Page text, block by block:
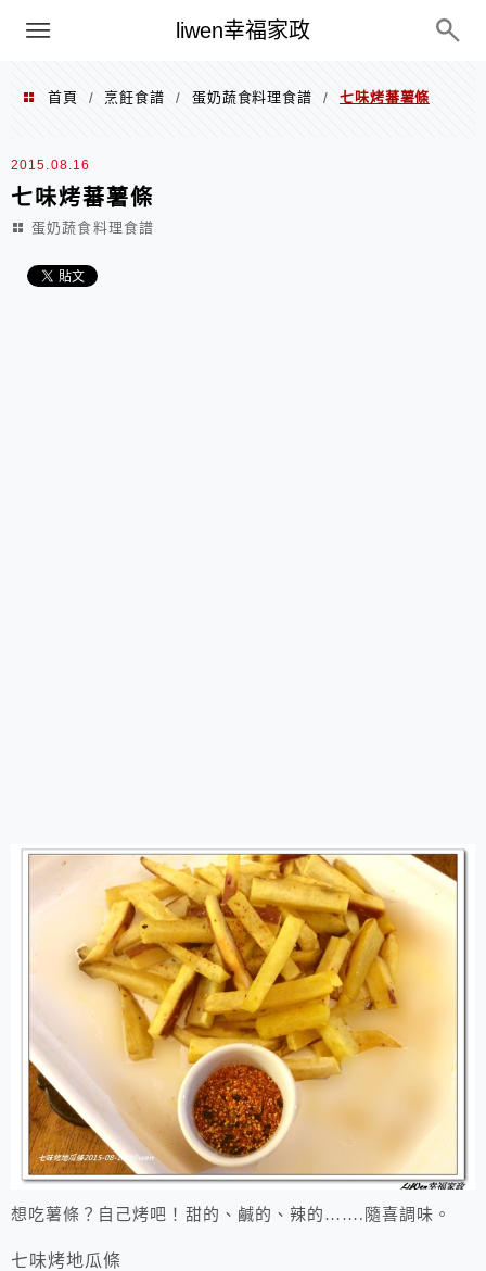
liwen幸福家政
menu
首頁 / 烹飪食譜 / 蛋奶蔬食料理食譜 / 七味烤蕃薯條
2015.08.16
七味烤蕃薯條
蛋奶蔬食料理食譜
想吃薯條？自己烤吧！甜的、鹹的、辣的…….隨喜調味。
七味烤地瓜條